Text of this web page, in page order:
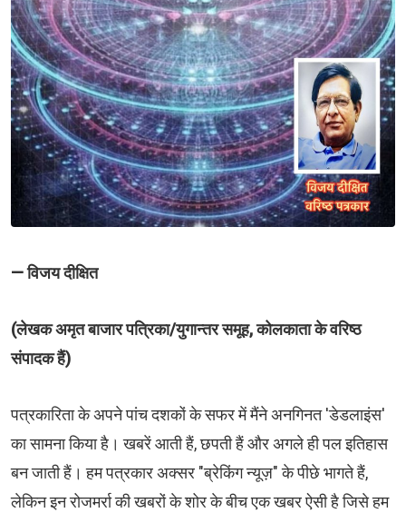
— विजय दीक्षित
(लेखक अमृत बाजार पत्रिका/युगान्तर समूह, कोलकाता के वरिष्ठ
संपादक हैं)
​पत्रकारिता के अपने पांच दशकों के सफर में मैंने अनगिनत 'डेडलाइंस'
का सामना किया है। खबरें आती हैं, छपती हैं और अगले ही पल इतिहास
बन जाती हैं। हम पत्रकार अक्सर "ब्रेकिंग न्यूज़" के पीछे भागते हैं,
लेकिन इन रोजमर्रा की खबरों के शोर के बीच एक खबर ऐसी है जिसे हम